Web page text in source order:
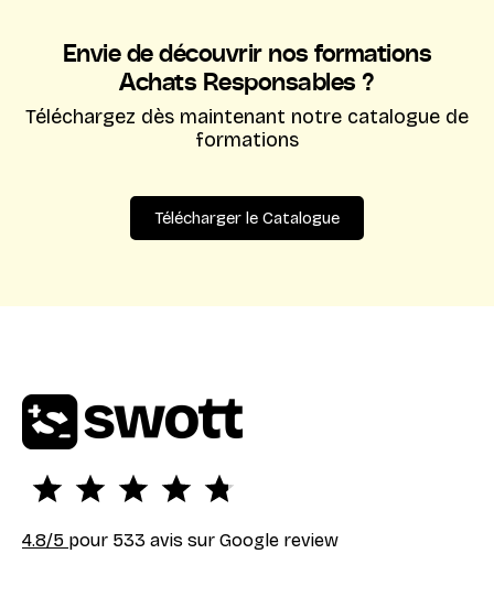
Envie de découvrir nos formations
Achats Responsables ?
Téléchargez dès maintenant notre catalogue de
formations
Télécharger le Catalogue
4.8/5 pour 533 avis sur Google review